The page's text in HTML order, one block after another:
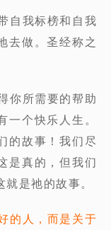
自我标榜和自我
去做。圣经称之
你所需要的帮助
个快乐人生。
的故事！我们尽
是真的，但我们
是祂的故事。
的人，而是关于